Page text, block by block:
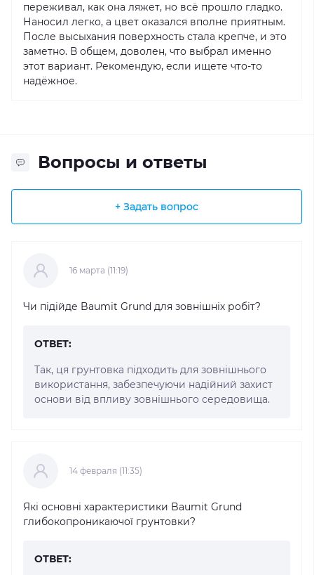
переживал, как она ляжет, но всё прошло гладко.
Наносил легко, а цвет оказался вполне приятным.
После высыхания поверхность стала крепче, и это
заметно. В общем, доволен, что выбрал именно
этот вариант. Рекомендую, если ищете что-то
надёжное.
Вопросы и ответы
+ Задать вопрос
16 марта (11:19)
Чи підійде Baumit Grund для зовнішніх робіт?
ОТВЕТ:
Так, ця грунтовка підходить для зовнішнього
використання, забезпечуючи надійний захист
основи від впливу зовнішнього середовища.
14 февраля (11:35)
Які основні характеристики Baumit Grund
глибокопроникаючої грунтовки?
ОТВЕТ: